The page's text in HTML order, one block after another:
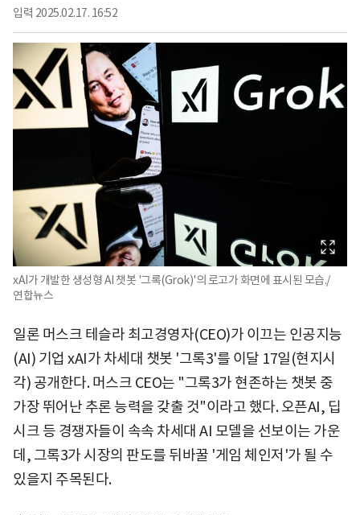
입력 2025.02.17. 16:52
xAI가 개발한 생성형 AI 챗봇 '그록(Grok)'의 로고가 화면에 표시된 모습./
연합뉴스
일론 머스크 테슬라 최고경영자(CEO)가 이끄는 인공지능
(AI) 기업 xAI가 차세대 챗봇 '그록3'를 이달 17일(현지시
각) 공개한다. 머스크 CEO는 "그록3가 현존하는 챗봇 중
가장 뛰어난 추론 능력을 갖출 것"이라고 했다. 오픈AI, 딥
시크 등 경쟁자들이 속속 차세대 AI 모델을 선보이는 가운
데, 그록3가 시장의 판도를 뒤바꿀 '게임 체인저'가 될 수
있을지 주목된다.